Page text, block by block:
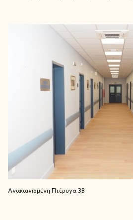
Ανακαινισμένη Πτέρυγα 3Β